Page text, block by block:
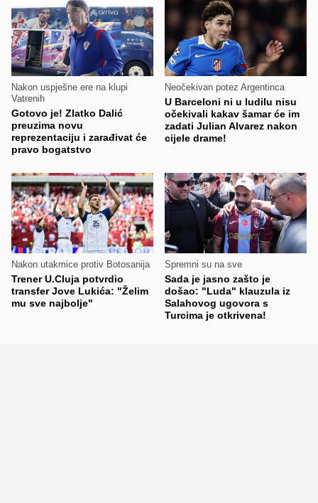
Nakon uspješne ere na klupi
Vatrenih
Gotovo je! Zlatko Dalić
preuzima novu
reprezentaciju i zarađivat će
pravo bogatstvo
Neočekivan potez Argentinca
U Barceloni ni u ludilu nisu
očekivali kakav šamar će im
zadati Julian Alvarez nakon
cijele drame!
Nakon utakmice protiv Botosanija
Trener U.Cluja potvrdio
transfer Jove Lukića: "Želim
mu sve najbolje"
Spremni su na sve
Sada je jasno zašto je
došao: "Luda" klauzula iz
Salahovog ugovora s
Turcima je otkrivena!